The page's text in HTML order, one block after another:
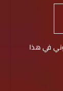
في هذا